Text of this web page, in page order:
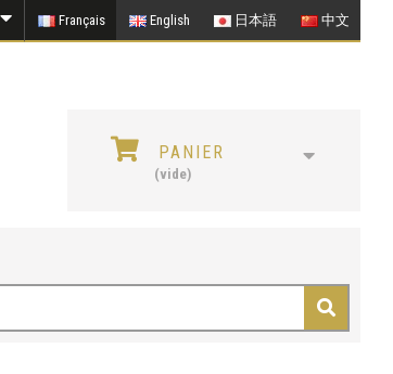
Français English 日本語 中文
PANIER
(vide)